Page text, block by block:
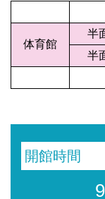
体育館
半
半
開館時間